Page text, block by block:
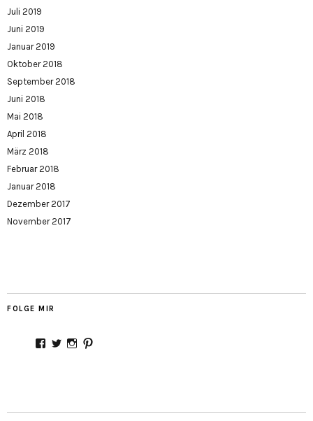
Juli 2019
Juni 2019
Januar 2019
Oktober 2018
September 2018
Juni 2018
Mai 2018
April 2018
März 2018
Februar 2018
Januar 2018
Dezember 2017
November 2017
FOLGE MIR
ProfilProfilProfilProfil